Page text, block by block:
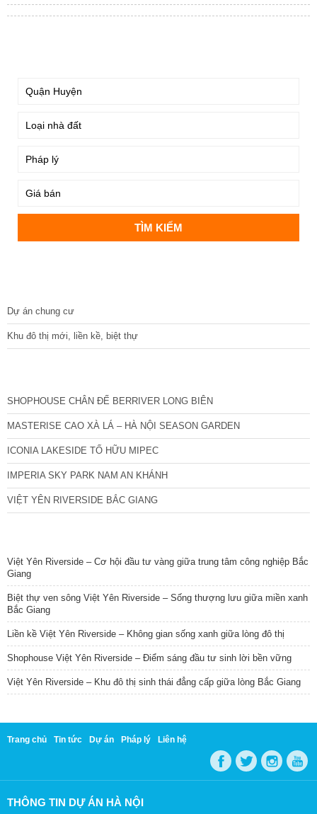
Dự án chung cư
Khu đô thị mới, liền kề, biệt thự
SHOPHOUSE CHÂN ĐẾ BERRIVER LONG BIÊN
MASTERISE CAO XÀ LÁ – HÀ NỘI SEASON GARDEN
ICONIA LAKESIDE TỐ HỮU MIPEC
IMPERIA SKY PARK NAM AN KHÁNH
VIỆT YÊN RIVERSIDE BẮC GIANG
Việt Yên Riverside – Cơ hội đầu tư vàng giữa trung tâm công nghiệp Bắc
Giang
Biệt thự ven sông Việt Yên Riverside – Sống thượng lưu giữa miền xanh
Bắc Giang
Liền kề Việt Yên Riverside – Không gian sống xanh giữa lòng đô thị
Shophouse Việt Yên Riverside – Điểm sáng đầu tư sinh lời bền vững
Việt Yên Riverside – Khu đô thị sinh thái đẳng cấp giữa lòng Bắc Giang
Trang chủ Tin tức Dự án Pháp lý Liên hệ
THÔNG TIN DỰ ÁN HÀ NỘI